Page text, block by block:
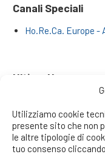
Utilizziamo cookie
presente sito che non
le altre tipologie di
tuo consenso
Canali Speciali
Ho.Re.Ca. Europe -
Ultime News
Professionisti di
La Rivoluzione
Remoto e la
Il Recruiting